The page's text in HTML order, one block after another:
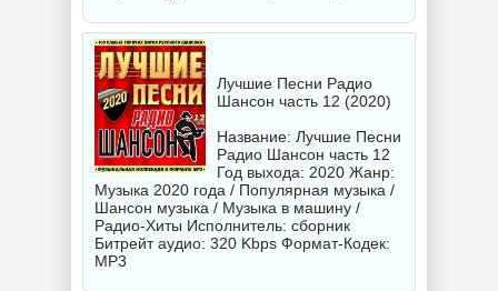
Лучшие Песни Радио
Шансон часть 12 (2020)
Название: Лучшие Песни
Радио Шансон часть 12
Год выхода: 2020 Жанр:
Музыка 2020 года / Популярная музыка /
Шансон музыка / Музыка в машину /
Радио-Хиты Исполнитель: сборник
Битрейт аудио: 320 Kbps Формат-Кодек:
MP3